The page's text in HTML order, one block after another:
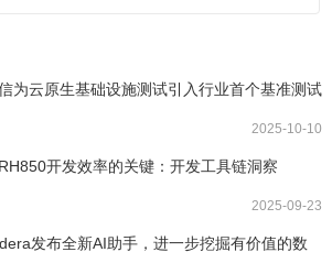
为云原生基础设施测试引入行业首个基准测试
2025-10-10
开发效率的关键：开发工具链洞察
2025-09-23
发布全新AI助手，进一步挖掘有价值的数